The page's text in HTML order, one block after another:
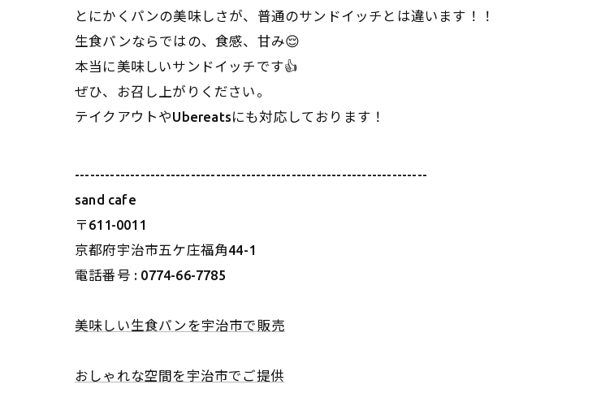
とにかくパンの美味しさが、普通のサンドイッチとは違います！！
生食パンならではの、食感、甘み😌
本当に美味しいサンドイッチです👍
ぜひ、お召し上がりください。
テイクアウトやUbereatsにも対応しております！
----------------------------------------------------------------------
sand cafe
〒611-0011
京都府宇治市五ケ庄福角44-1
電話番号 : 0774-66-7785
美味しい生食パンを宇治市で販売
おしゃれな空間を宇治市でご提供